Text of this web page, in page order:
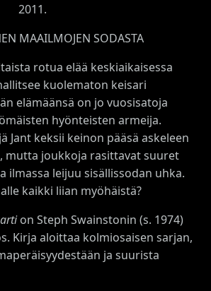
2011.
MAAILMOJEN SODASTA
rotua elää keskiaikaisessa
kuolematon keisari
elämäänsä on jo vuosisatoja
hyönteisten armeija.
Jant keksii keinon pääsä askeleen
mutta joukkoja rasittavat suuret
ilmassa leijuu sisällissodan uhka.
kaikki liian myöhäistä?
on Steph Swainstonin (s. 1974)
Kirja aloittaa kolmiosaisen sarjan,
ja suurista